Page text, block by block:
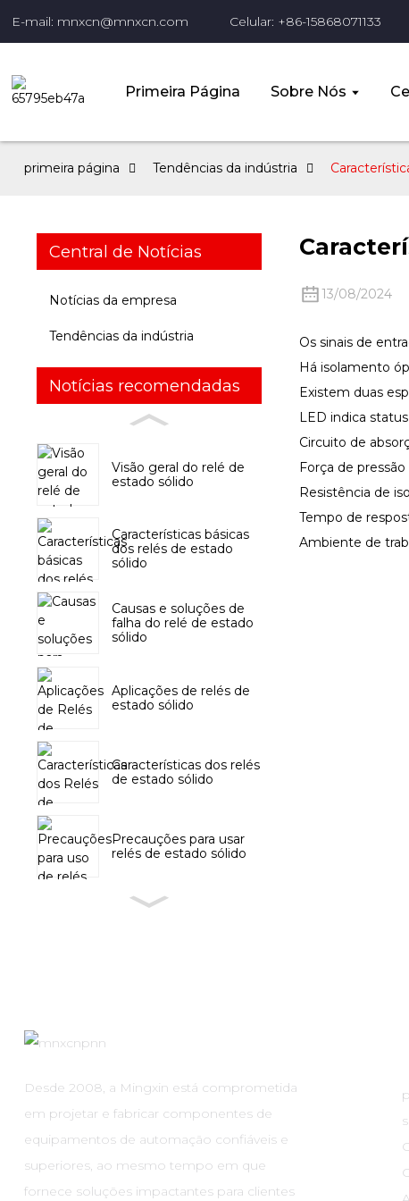
E-mail: mnxcn@mnxcn.com Celular: +86-15868071133
Primeira Página Sobre Nós
primeira página Tendências da indústria
Central de Notícias
Notícias da empresa
Tendências da indústria
Notícias recomendadas
Visão geral do relé de
estado sólido
Características básicas
dos relés de estado
sólido
Causas e soluções de
falha do relé de estado
sólido
Aplicações de relés de
estado sólido
Características dos relés
de estado sólido
Precauções para usar
relés de estado sólido
13/08/2024
Os sinais de
Há isolamento
Existem duas
LED indica
Circuito de
Força de pressão
Resistência de
Tempo de
Ambiente de
Desde 2008, a Mingxin está comprometida
em projetar e fabricar componentes de
equipamentos de automação confiáveis ​​e
superiores, ao mesmo tempo em que
fornece soluções impactantes para clientes